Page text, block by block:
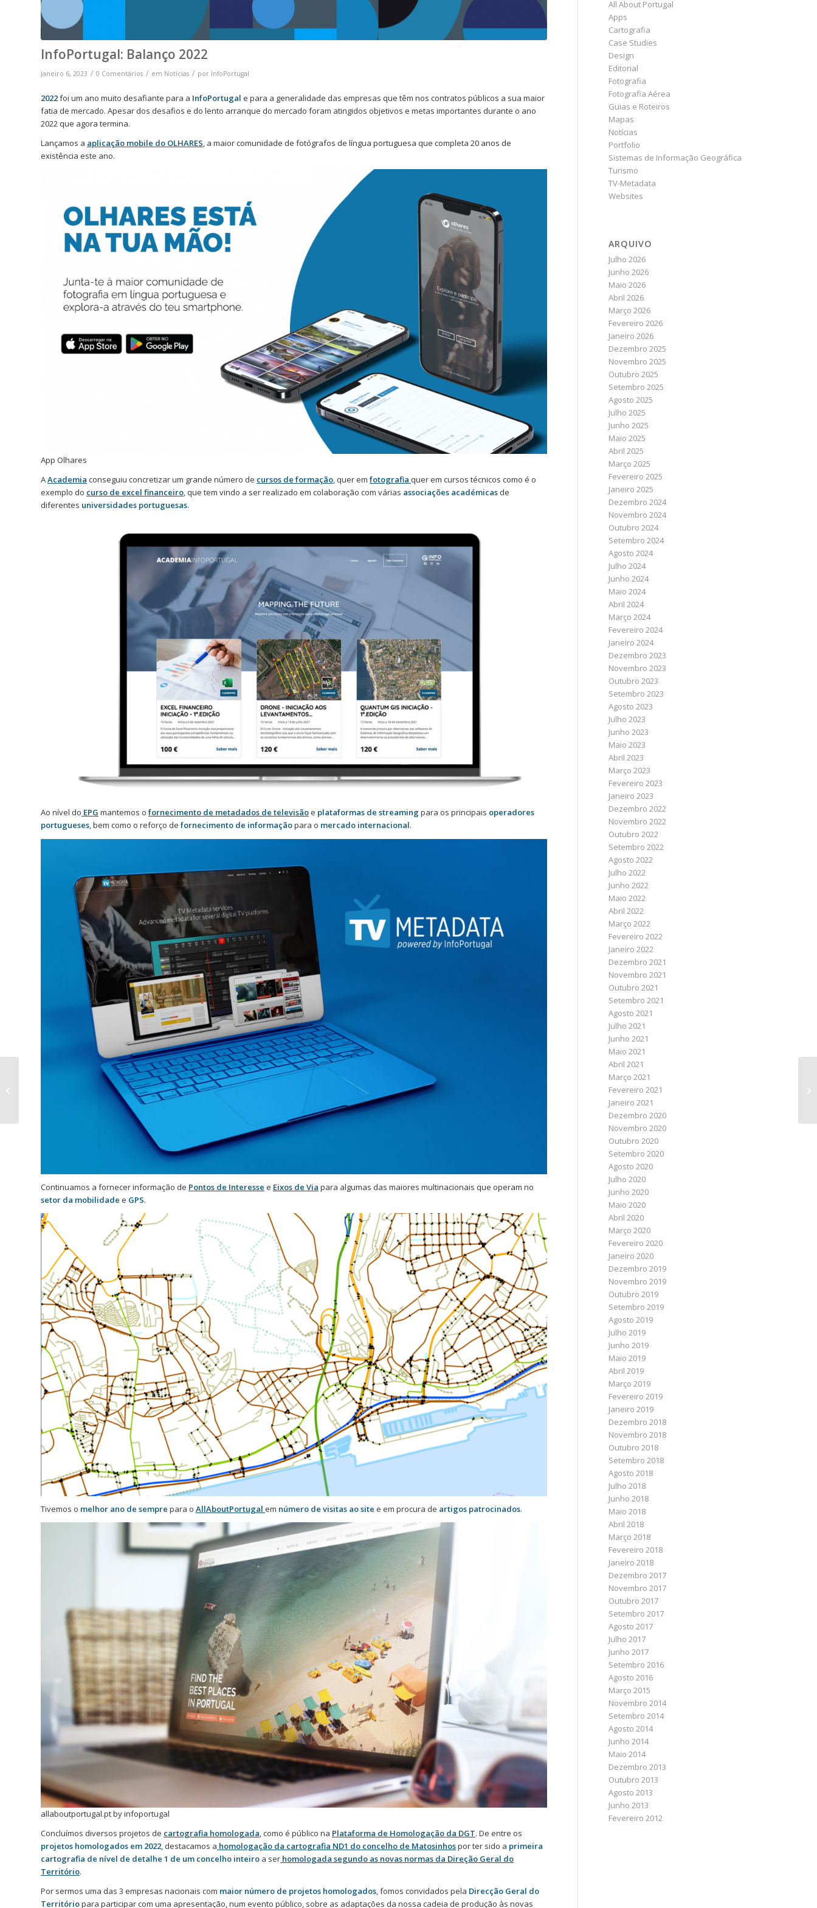
InfoPortugal: Balanço 2022
Janeiro 6, 2023 / 0 Comentários / em Notícias / por InfoPortugal
2022foi um ano muito desafiante para a InfoPortugal e para a generalidade das empresas que têm nos contratos públicos a sua maior
fatia de mercado. Apesar dos desafios e do lento arranque do mercado foram atingidos objetivos e metas importantes durante o ano
2022 que agora termina.
Lançamos a aplicação mobile do OLHARES, a maior comunidade de fotógrafos de língua portuguesa que completa 20 anos de
existência este ano.
App Olhares
AAcademia conseguiu concretizar um grande número de cursos de formação, quer em fotografia quer em cursos técnicos como é o
exemplo do curso de excel financeiro, que tem vindo a ser realizado em colaboração com várias associações académicas de
diferentes universidades portuguesas.
Ao nível do EPG mantemos o fornecimento de metadados de televisãoe plataformas de streaming para os principais operadores
portugueses, bem como o reforço de fornecimento de informaçãopara o mercado internacional.
Continuamos a fornecer informação de Pontos de Interesse e Eixos de Via para algumas das maiores multinacionais que operam no
setor da mobilidade e GPS.
Tivemos o melhor ano de sempre para o AllAboutPortugal em número de visitas ao site e em procura de artigos patrocinados.
allaboutportugal.pt by infoportugal
Concluímos diversos projetos de cartografia homologada, como é público na Plataforma de Homologação da DGT. De entre os
projetos homologados em 2022, destacamos a homologação da cartografia ND1 do concelho de Matosinhospor ter sido a primeira
cartografia de nível de detalhe 1 de um concelho inteiro a ser homologada segundo as novas normas da Direção Geral do
Território.
Por sermos uma das 3 empresas nacionais com maior número de projetos homologados, fomos convidados pela Direcção Geral do
Territóriopara participar com uma apresentação, num evento público, sobre as adaptações da nossa cadeia de produção às novas
All About Portugal
Apps
Cartografia
Case Studies
Design
Editorial
Fotografia
Fotografia Aérea
Guias e Roteiros
Mapas
Notícias
Portfolio
Sistemas de Informação Geográfica
Turismo
TV-Metadata
Websites
ARQUIVO
Julho 2026
Junho 2026
Maio 2026
Abril 2026
Março 2026
Fevereiro 2026
Janeiro 2026
Dezembro 2025
Novembro 2025
Outubro 2025
Setembro 2025
Agosto 2025
Julho 2025
Junho 2025
Maio 2025
Abril 2025
Março 2025
Fevereiro 2025
Janeiro 2025
Dezembro 2024
Novembro 2024
Outubro 2024
Setembro 2024
Agosto 2024
Julho 2024
Junho 2024
Maio 2024
Abril 2024
Março 2024
Fevereiro 2024
Janeiro 2024
Dezembro 2023
Novembro 2023
Outubro 2023
Setembro 2023
Agosto 2023
Julho 2023
Junho 2023
Maio 2023
Abril 2023
Março 2023
Fevereiro 2023
Janeiro 2023
Dezembro 2022
Novembro 2022
Outubro 2022
Setembro 2022
Agosto 2022
Julho 2022
Junho 2022
Maio 2022
Abril 2022
Março 2022
Fevereiro 2022
Janeiro 2022
Dezembro 2021
Novembro 2021
Outubro 2021
Setembro 2021
Agosto 2021
Julho 2021
Junho 2021
Maio 2021
Abril 2021
Março 2021
Fevereiro 2021
Janeiro 2021
Dezembro 2020
Novembro 2020
Outubro 2020
Setembro 2020
Agosto 2020
Julho 2020
Junho 2020
Maio 2020
Abril 2020
Março 2020
Fevereiro 2020
Janeiro 2020
Dezembro 2019
Novembro 2019
Outubro 2019
Setembro 2019
Agosto 2019
Julho 2019
Junho 2019
Maio 2019
Abril 2019
Março 2019
Fevereiro 2019
Janeiro 2019
Dezembro 2018
Novembro 2018
Outubro 2018
Setembro 2018
Agosto 2018
Julho 2018
Junho 2018
Maio 2018
Abril 2018
Março 2018
Fevereiro 2018
Janeiro 2018
Dezembro 2017
Novembro 2017
Outubro 2017
Setembro 2017
Agosto 2017
Julho 2017
Junho 2017
Setembro 2016
Agosto 2016
Março 2015
Novembro 2014
Setembro 2014
Agosto 2014
Junho 2014
Maio 2014
Dezembro 2013
Outubro 2013
Agosto 2013
Junho 2013
Fevereiro 2012